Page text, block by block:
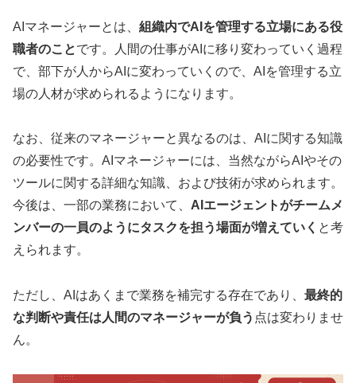
AIマネージャーとは、 組織内でAIを管理する立場にある役
職者のことです。人間の仕事がAIに移り変わっていく過程
で、部下が人からAIに変わっていくので、AIを管理する立
場の人材が求められるようになります。
なお、従来のマネージャーと異なるのは、AIに関する知識
の必要性です。AIマネージャーには、当然ながらAIやその
ツールに関する詳細な知識、および技術が求められます。
今後は、一部の業務において、 AIエージェントがチームメ
ンバーの一員のようにタスクを担う場面が増えていく と考
えられます。
ただし、AIはあくまで業務を補完する存在であり、 最終的
な判断や責任は人間のマネージャーが負う 点は変わりませ
ん。